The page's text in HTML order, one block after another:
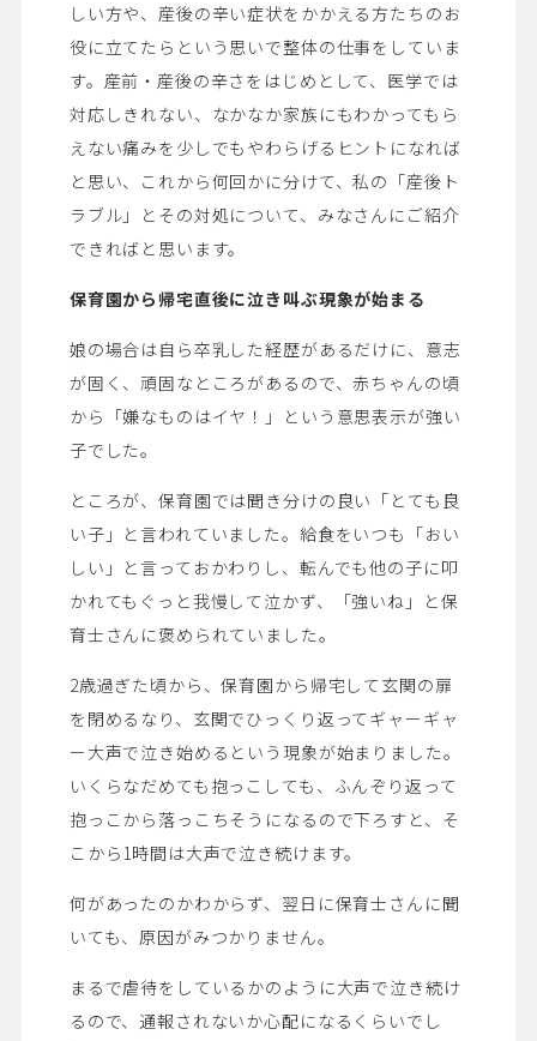
しい方や、産後の辛い症状をかかえる方たちのお
役に立てたらという思いで整体の仕事をしていま
す。産前・産後の辛さをはじめとして、医学では
対応しきれない、なかなか家族にもわかってもら
えない痛みを少しでもやわらげるヒントになれば
と思い、これから何回かに分けて、私の「産後ト
ラブル」とその対処について、みなさんにご紹介
できればと思います。
保育園から帰宅直後に泣き叫ぶ現象が始まる
娘の場合は自ら卒乳した経歴があるだけに、意志
が固く、頑固なところがあるので、赤ちゃんの頃
から「嫌なものはイヤ！」という意思表示が強い
子でした。
ところが、保育園では聞き分けの良い「とても良
い子」と言われていました。給食をいつも「おい
しい」と言っておかわりし、転んでも他の子に叩
かれてもぐっと我慢して泣かず、「強いね」と保
育士さんに褒められていました。
2歳過ぎた頃から、保育園から帰宅して玄関の扉
を閉めるなり、玄関でひっくり返ってギャーギャ
ー大声で泣き始めるという現象が始まりました。
いくらなだめても抱っこしても、ふんぞり返って
抱っこから落っこちそうになるので下ろすと、そ
こから1時間は大声で泣き続けます。
何があったのかわからず、翌日に保育士さんに聞
いても、原因がみつかりません。
まるで虐待をしているかのように大声で泣き続け
るので、通報されないか心配になるくらいでし